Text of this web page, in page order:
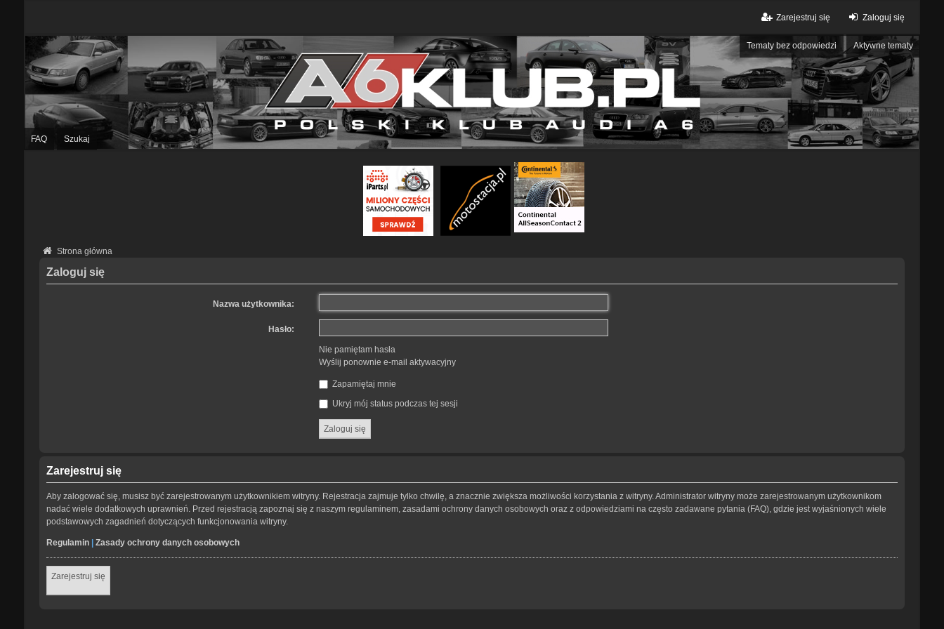
Zaloguj się
Zarejestruj się
Tematy bez odpowiedzi Aktywne tematy
FAQ Szukaj
Strona główna
Zaloguj się
Nazwa użytkownika:
Hasło:
Nie pamiętam hasła
Wyślij ponownie e-mail aktywacyjny
Zapamiętaj mnie
Ukryj mój status podczas tej sesji
Zarejestruj się
Aby zalogować się, musisz być zarejestrowanym użytkownikiem witryny. Rejestracja zajmuje tylko chwilę, a znacznie zwiększa możliwości korzystania z witryny. Administrator witryny może zarejestrowanym użytkownikom
nadać wiele dodatkowych uprawnień. Przed rejestracją zapoznaj się z naszym regulaminem, zasadami ochrony danych osobowych oraz z odpowiedziami na często zadawane pytania (FAQ), gdzie jest wyjaśnionych wiele
podstawowych zagadnień dotyczących funkcjonowania witryny.
Regulamin| Zasady ochrony danych osobowych
Zarejestruj się